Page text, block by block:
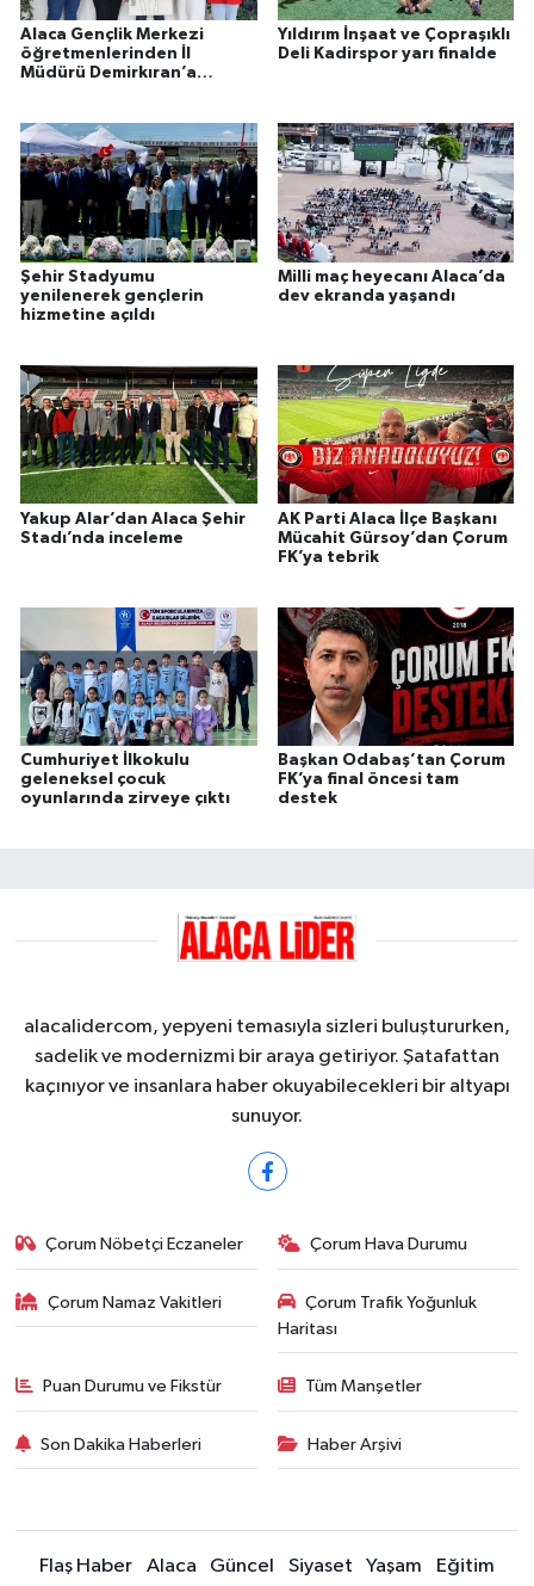
Alaca Gençlik Merkezi
öğretmenlerinden İl
Müdürü Demirkıran’a
Yıldırım İnşaat ve Çopraşıklı
Deli Kadirspor yarı finalde
Şehir Stadyumu
yenilenerek gençlerin
hizmetine açıldı
Milli maç heyecanı Alaca’da
dev ekranda yaşandı
Yakup Alar’dan Alaca Şehir
Stadı’nda inceleme
AK Parti Alaca İlçe Başkanı
Mücahit Gürsoy’dan Çorum
FK’ya tebrik
Cumhuriyet İlkokulu
geleneksel çocuk
oyunlarında zirveye çıktı
Başkan Odabaş’tan Çorum
FK’ya final öncesi tam
destek
alacalidercom, yepyeni temasıyla sizleri buluştururken,
sadelik ve modernizmi bir araya getiriyor. Şatafattan
kaçınıyor ve insanlara haber okuyabilecekleri bir altyapı
sunuyor.
Çorum Nöbetçi Eczaneler Çorum Hava Durumu
Çorum Namaz Vakitleri
Çorum Trafik Yoğunluk
Haritası
Puan Durumu ve Fikstür Tüm Manşetler
Son Dakika Haberleri Haber Arşivi
Flaş Haber Alaca Güncel Siyaset Yaşam Eğitim